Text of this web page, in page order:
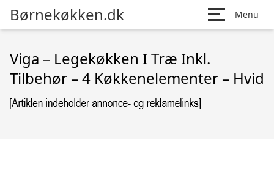
Børnekøkken.dk Menu
Viga – Legekøkken I Træ Inkl.
Tilbehør – 4 Køkkenelementer – Hvid